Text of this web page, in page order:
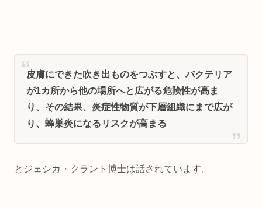
皮膚にできた吹き出ものをつぶすと、バクテリア
が1カ所から他の場所へと広がる危険性が高ま
り、その結果、炎症性物質が下層組織にまで広が
り、蜂巣炎になるリスクが高まる
とジェシカ・クラント博士は話されています。